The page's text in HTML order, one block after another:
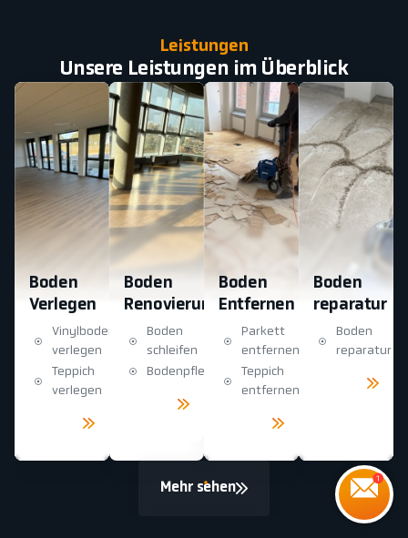
Leistungen
Unsere Leistungen im Überblick
Boden
Verlegen
Vinylboden
verlegen
Teppich
verlegen
Boden
Renovierung
Boden
schleifen
Bodenpflege
Boden
Entfernen
Parkett
entfernen
Teppich
entfernen
Boden
reparatur
Boden
reparatur
Mehr sehen